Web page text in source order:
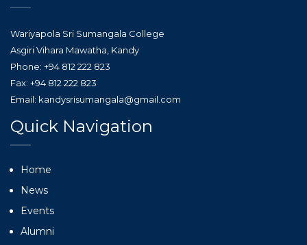
Wariyapola Sri Sumangala College
Asgiri Vihara Mawatha, Kandy
Phone: +94 812 222 823
Fax: +94 812 222 823
Email: kandysrisumangala@gmail.com
Quick Navigation
Home
News
Events
Alumni